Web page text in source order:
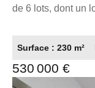
de 6 lots, dont un
indépendants dans ces 6 lots. DPE
estimée : 6 à 7 %
patrimonial
Surface : 230 m²
530 000 €